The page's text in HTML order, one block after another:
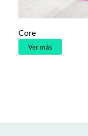
Core
Ver más